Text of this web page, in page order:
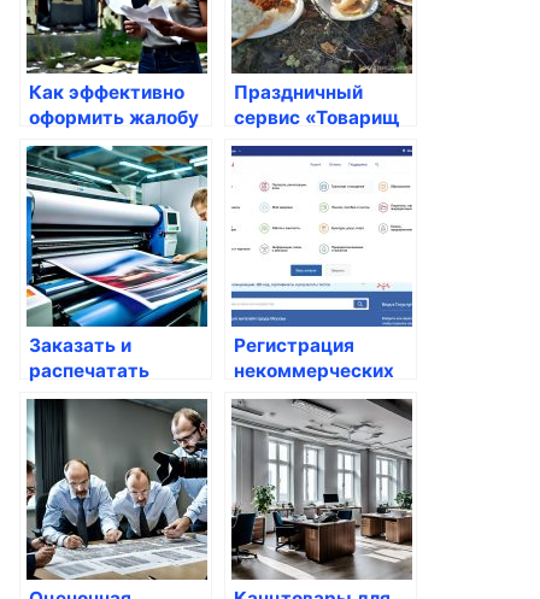
Как эффективно
оформить жалобу
на
несвоевременный
ремонт
Праздничный
сервис «Товарищ
Полковник»
Заказать и
распечатать
листовки дешево в
типографии
«Экспресс»
Регистрация
некоммерческих
организаций: все,
что нужно знать